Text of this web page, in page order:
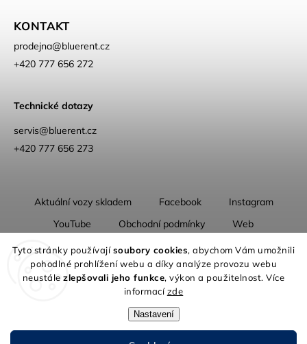
Tyto stránky používajísoubory cookies, abychom Vám umožnili
pohodlné prohlížení webu a díky analýze provozu webu
neustálezlepšovali jeho funkce, výkon a použitelnost. Více
informacízde
Nastavení
KONTAKT
prodejna@bluerent.cz
+420 777 656 272
Technické dotazy
servis@bluerent.cz
+420 777 656 273
Aktuální vozy skladem Facebook
Instagram
YouTube
Obchodní podmínky
Web
O nás
Copyright 2026Blue Rent | Na cestách jako doma. Všechna práva